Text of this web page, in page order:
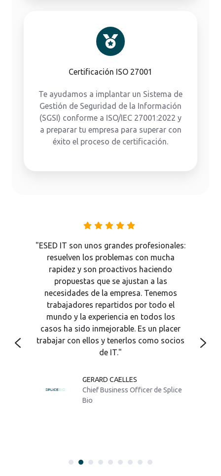
Certificación ISO 27001
Te ayudamos a implantar un Sistema de
Gestión de Seguridad de la Información
(SGSI) conforme a ISO/IEC 27001:2022 y
a preparar tu empresa para superar con
éxito el proceso de certificación.
"ESED IT son unos grandes profesionales:
resuelven los problemas con mucha
rapidez y son proactivos haciendo
propuestas que se ajustan a las
necesidades de la empresa. Tenemos
trabajadores repartidos por todo el
mundo y la experiencia en todos los
casos ha sido inmejorable. Es un placer
trabajar con ellos y tenerlos como socios
de IT."
GERARD CAELLES
Chief Business Officer de Splice
Bio